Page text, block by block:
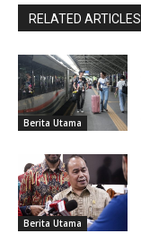
RELATED ARTICLES
Berita Utama
Berita Utama